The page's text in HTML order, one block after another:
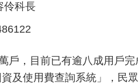
伶科長
戶，目前已有逾八成用戶
及使用費查詢系統」，民